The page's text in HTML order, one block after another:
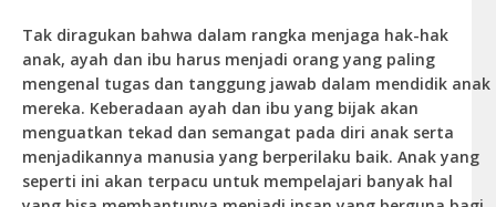
Tak diragukan bahwa dalam rangka menjaga hak-hak
anak, ayah dan ibu harus menjadi orang yang paling
mengenal tugas dan tanggung jawab dalam mendidik anak
mereka. Keberadaan ayah dan ibu yang bijak akan
menguatkan tekad dan semangat pada diri anak serta
menjadikannya manusia yang berperilaku baik. Anak yang
seperti ini akan terpacu untuk mempelajari banyak hal